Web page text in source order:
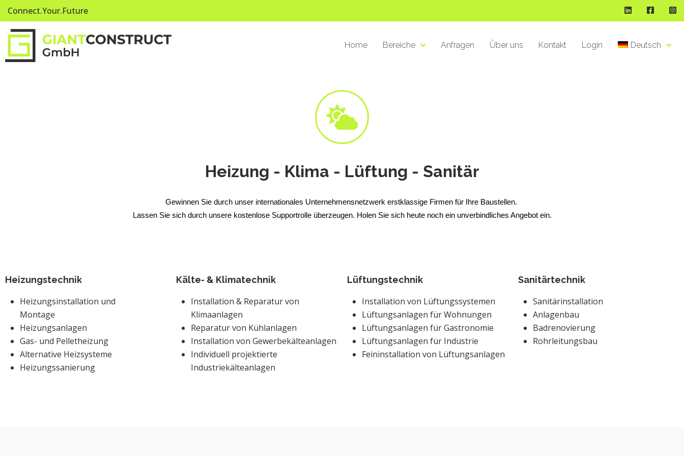
Connect.Your.Future
Home Bereiche Anfragen Über uns Kontakt Login Deutsch
Heizung - Klima - Lüftung - Sanitär
Gewinnen Sie durch unser internationales Unternehmensnetzwerk erstklassige Firmen für Ihre Baustellen.
Lassen Sie sich durch unsere kostenlose Supportrolle überzeugen. Holen Sie sich heute noch ein unverbindliches Angebot ein.
Heizungstechnik
Heizungsinstallation und
Montage
Heizungsanlagen
Gas- und Pelletheizung
Alternative Heizsysteme
Heizungssanierung
Kälte- & Klimatechnik
Installation & Reparatur von
Klimaanlagen
Reparatur von Kühlanlagen
Installation von Gewerbekälteanlagen
Individuell projektierte
Industriekälteanlagen
Lüftungstechnik
Installation von Lüftungssystemen
Lüftungsanlagen für Wohnungen
Lüftungsanlagen für Gastronomie
Lüftungsanlagen für Industrie
Feininstallation von Lüftungsanlagen
Sanitärtechnik
Sanitärinstallation
Anlagenbau
Badrenovierung
Rohrleitungsbau